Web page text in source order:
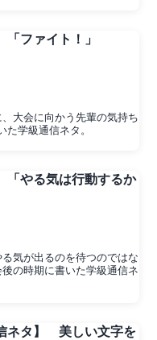
ファイト！」
大会に向かう先輩の気持ち
学級通信ネタ。
やる気は行動するか
気が出るのを待つのではな
の時期に書いた学級通信ネ
ネタ】 美しい文字を